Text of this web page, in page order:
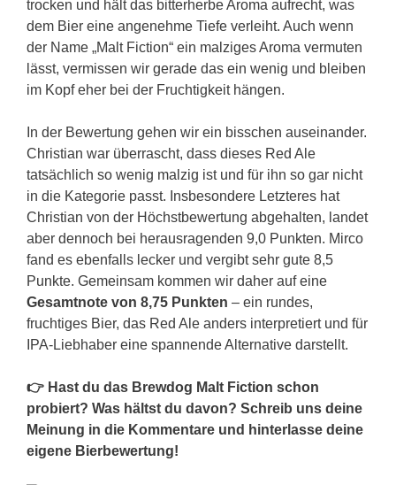
trocken und hält das bitterherbe Aroma aufrecht, was
dem Bier eine angenehme Tiefe verleiht. Auch wenn
der Name „Malt Fiction“ ein malziges Aroma vermuten
lässt, vermissen wir gerade das ein wenig und bleiben
im Kopf eher bei der Fruchtigkeit hängen.
In der Bewertung gehen wir ein bisschen auseinander.
Christian war überrascht, dass dieses Red Ale
tatsächlich so wenig malzig ist und für ihn so gar nicht
in die Kategorie passt. Insbesondere Letzteres hat
Christian von der Höchstbewertung abgehalten, landet
aber dennoch bei herausragenden 9,0 Punkten. Mirco
fand es ebenfalls lecker und vergibt sehr gute 8,5
Punkte. Gemeinsam kommen wir daher auf eine
Gesamtnote von 8,75 Punkten – ein rundes,
fruchtiges Bier, das Red Ale anders interpretiert und für
IPA-Liebhaber eine spannende Alternative darstellt.
👉 Hast du das Brewdog Malt Fiction schon
probiert? Was hältst du davon? Schreib uns deine
Meinung in die Kommentare und hinterlasse deine
eigene Bierbewertung!